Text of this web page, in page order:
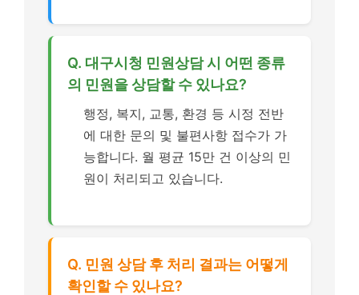
Q. 대구시청 민원상담 시 어떤 종류
의 민원을 상담할 수 있나요?
행정, 복지, 교통, 환경 등 시정 전반
에 대한 문의 및 불편사항 접수가 가
능합니다. 월 평균 15만 건 이상의 민
원이 처리되고 있습니다.
Q. 민원 상담 후 처리 결과는 어떻게
확인할 수 있나요?